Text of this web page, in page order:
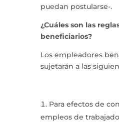
puedan postularse-.
¿Cuáles son las
beneficiarios?
Los empleadores
sujetarán a las
Para efectos de
empleos de